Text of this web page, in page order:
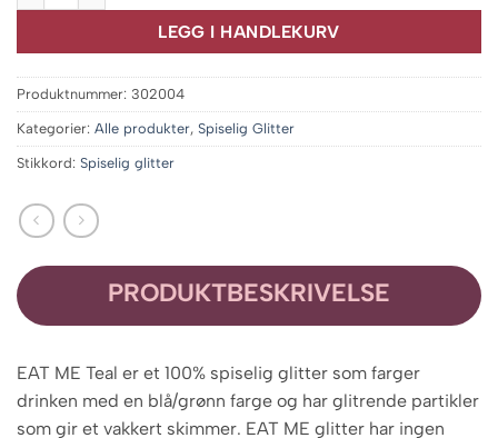
LEGG I HANDLEKURV
Produktnummer: 302004
Kategorier: Alle produkter, Spiselig Glitter
Stikkord: Spiselig glitter
PRODUKTBESKRIVELSE
EAT ME Teal er et 100% spiselig glitter som farger
drinken med en blå/grønn farge og har glitrende partikler
som gir et vakkert skimmer. EAT ME glitter har ingen